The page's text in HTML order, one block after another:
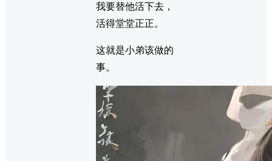
我要替他活下去，
活得堂堂正正。
这就是小弟该做的
事。